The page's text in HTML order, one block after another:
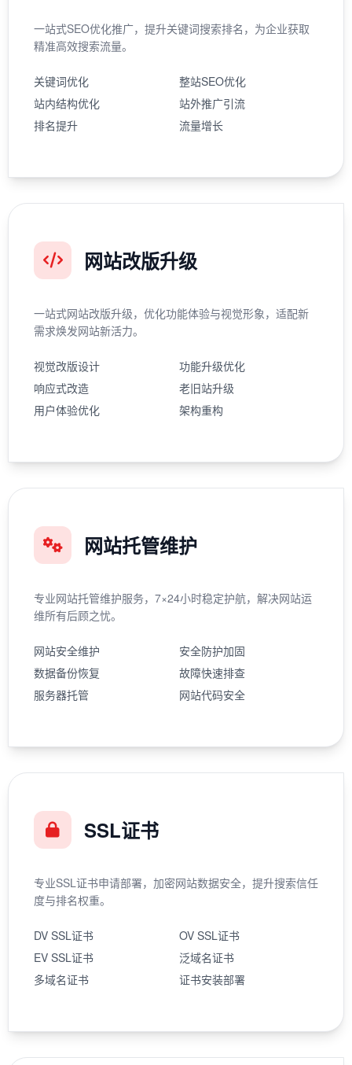
一站式SEO优化推广，提升关键词搜索排名，为企业获取
精准高效搜索流量。
关键词优化
整站SEO优化
站内结构优化
站外推广引流
排名提升
流量增长
网站改版升级
一站式网站改版升级，优化功能体验与视觉形象，适配新
需求焕发网站新活力。
视觉改版设计
功能升级优化
响应式改造
老旧站升级
用户体验优化
架构重构
网站托管维护
专业网站托管维护服务，7×24小时稳定护航，解决网站运
维所有后顾之忧。
网站安全维护
安全防护加固
数据备份恢复
故障快速排查
服务器托管
网站代码安全
SSL证书
专业SSL证书申请部署，加密网站数据安全，提升搜索信任
度与排名权重。
DV SSL证书
OV SSL证书
EV SSL证书
泛域名证书
多域名证书
证书安装部署